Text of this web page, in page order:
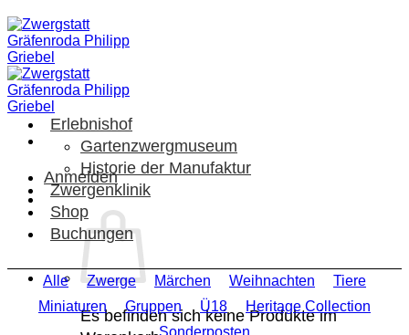
Zum
Inhalt
springen
Anmelden
Es befinden sich keine Produkte im
Erlebnishof
Gartenzwergmuseum
Historie der Manufaktur
Zwergenklinik
Shop
Buchungen
Alle Zwerge Märchen Weihnachten
Tiere
Miniaturen
Gruppen Ü18
Heritage Collection
Sonderposten